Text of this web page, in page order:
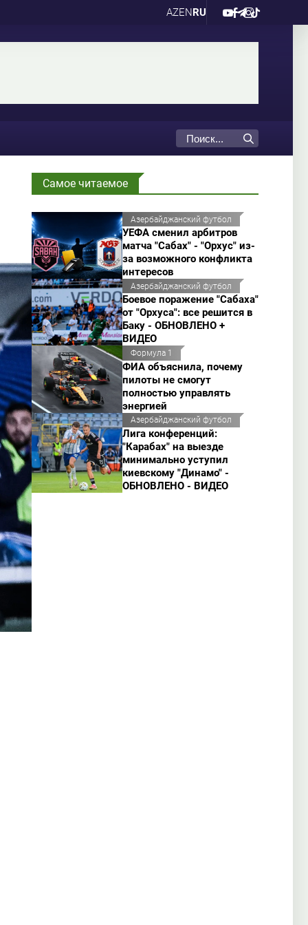
AZENRU
Самое читаемое
Азербайджанский футбол
УЕФА сменил арбитров
матча "Сабах" - "Орхус" из-
за возможного конфликта
интересов
Азербайджанский футбол
Боевое поражение "Сабаха"
от "Орхуса": все решится в
Баку - ОБНОВЛЕНО +
ВИДЕО
Формула 1
ФИА объяснила, почему
пилоты не смогут
полностью управлять
энергией
Азербайджанский футбол
Лига конференций:
"Карабах" на выезде
минимально уступил
киевскому "Динамо" -
ОБНОВЛЕНО - ВИДЕО